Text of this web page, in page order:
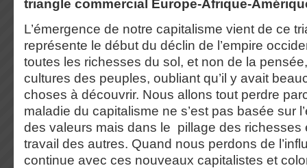
triangle commercial Europe-Afrique-
L’émergence de notre capitalisme vient de ce
représente le début du déclin de l’empire
toutes les richesses du sol, et non de la
cultures des peuples, oubliant qu’il y avait
choses à découvrir. Nous allons tout perdre
maladie du capitalisme ne s’est pas basée sur
des valeurs mais dans le pillage des richesses
travail des autres. Quand nous perdons de
continue avec ces nouveaux capitalistes et